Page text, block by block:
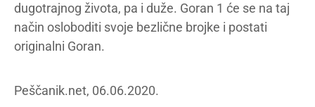
dugotrajnog života, pa i duže. Goran 1 će se na taj
način osloboditi svoje bezlične brojke i postati
originalni Goran.
Peščanik.net, 06.06.2020.